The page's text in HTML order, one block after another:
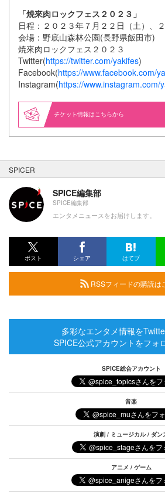
「焼來肉ロックフェス２０２３」
日程：２０２３年７月２２日（土）、２
会場：野底山森林公園(長野県飯田市)
焼來肉ロックフェス２０２３
Twitter(https://twitter.com/yakifes)
Facebook(https://www.facebook.com/
Instagram(https://www.instagram.com/
情報はこちらから
SPICER
SPICE編集部
SPICE編集部
エンタメニュースをお届けします。
ポスト シェア はてブ
RSSフィードの購読は
多彩なエンタメ情報を
SPICE公式アカウントをフォ
SPICE総合アカウント
音楽
演劇 / ミュージカル / ダン
アニメ / ゲーム